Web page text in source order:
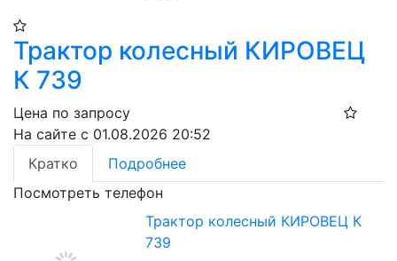
Трактор колесный КИРОВЕЦ
К 739
Цена по запросу
На сайте с 01.08.2026 20:52
Кратко
Подробнее
Посмотреть телефон
Трактор колесный КИРОВЕЦ К
739